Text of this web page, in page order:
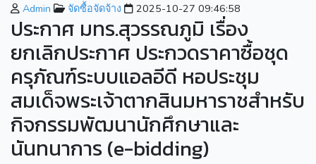
Admin จัดซื้อจัดจ้าง 2025-10-27 09:46:58
ประกาศ มทร.สุวรรณภูมิ เรื่อง
ยกเลิกประกาศ ประกวดราคาซื้อชุด
ครุภัณฑ์ระบบแอลอีดี หอประชุม
สมเด็จพระเจ้าตากสินมหาราชสำหรับ
กิจกรรมพัฒนานักศึกษาและ
นันทนาการ (e-bidding)